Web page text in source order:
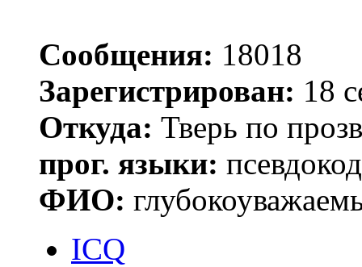
Сообщения: 18018
Зарегистрирован: 18
Откуда: Тверь по
прог. языки:
ФИО:
ICQ